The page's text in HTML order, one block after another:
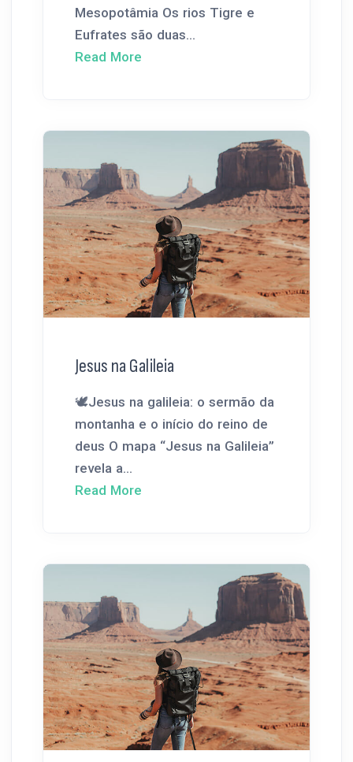
Mesopotâmia Os rios Tigre e
Eufrates são duas...
Read More
Jesus na Galileia
🕊️Jesus na galileia: o sermão da
montanha e o início do reino de
deus O mapa “Jesus na Galileia”
revela a...
Read More